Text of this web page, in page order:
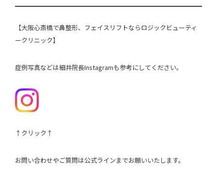
【大阪心斎橋で鼻整形、フェイスリフトならロジックビューティ
ークリニック】
症例写真などは細井院長Instagramも参考にしてください。
↑クリック↑
お問い合わせやご質問は公式ラインまでお願いいたします。